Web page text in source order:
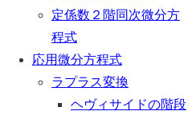
定係数２階同次微分方
程式
応用微分方程式
ラプラス変換
ヘヴィサイドの階段